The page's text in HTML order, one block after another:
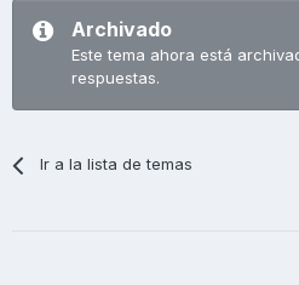
Archivado
Este tema ahora está
respuestas.
Ir a la lista de temas